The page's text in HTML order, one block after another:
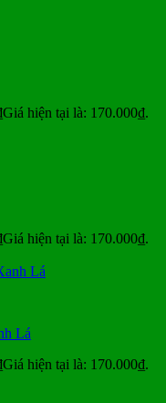
Giá hiện tại là: 170.000₫.
Giá hiện tại là: 170.000₫.
Lá
Giá hiện tại là: 170.000₫.